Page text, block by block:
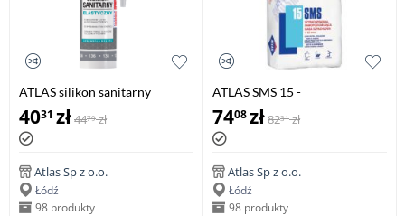
ATLAS silikon sanitarny
elastyczny 280 ml
4031 zł4479 zł
Atlas Sp z o.o.
Łódź
98 produkty
ATLAS SMS 15 -
szybkosprawny,
samopoziomujący podkład
podłogowy (1-15 mm), 25 kg
7408zł8231 zł
Atlas Sp z o.o.
Łódź
98 produkty